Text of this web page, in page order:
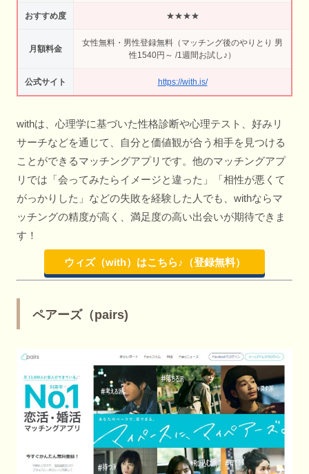
おすすめ度 ★★★★
月額料金
女性無料・男性登録無料（マッチング後のやりとり 男
性1540円～ /1週間お試し♪）
公式サイト https://with.is/
withは、心理学に基づいた性格診断や心理テスト、好みリ
サーチなどを通じて、自分と価値観が合う相手を見つける
ことができるマッチングアプリです。他のマッチングアプ
リでは「会ってみたらイメージと違った」「相性が悪くて
がっかりした」などの失敗を経験した人でも、withならマ
ッチングの精度が高く、満足度の高い出会いが期待できま
す！
ウィズ（with）はこちら♪（登録無料）
ペアーズ（pairs)